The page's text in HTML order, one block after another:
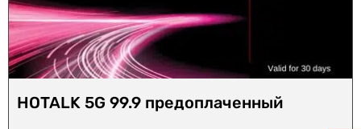
HOTALK 5G 99.9 предоплаченный